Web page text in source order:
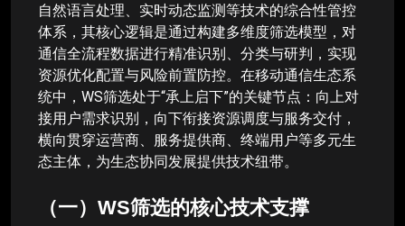
自然语言处理、实时动态监测等技术的综合性管控
体系，其核心逻辑是通过构建多维度筛选模型，对
通信全流程数据进行精准识别、分类与研判，实现
资源优化配置与风险前置防控。在移动通信生态系
统中，WS筛选处于“承上启下”的关键节点：向上对
接用户需求识别，向下衔接资源调度与服务交付，
横向贯穿运营商、服务提供商、终端用户等多元生
态主体，为生态协同发展提供技术纽带。
（一）WS筛选的核心技术支撑